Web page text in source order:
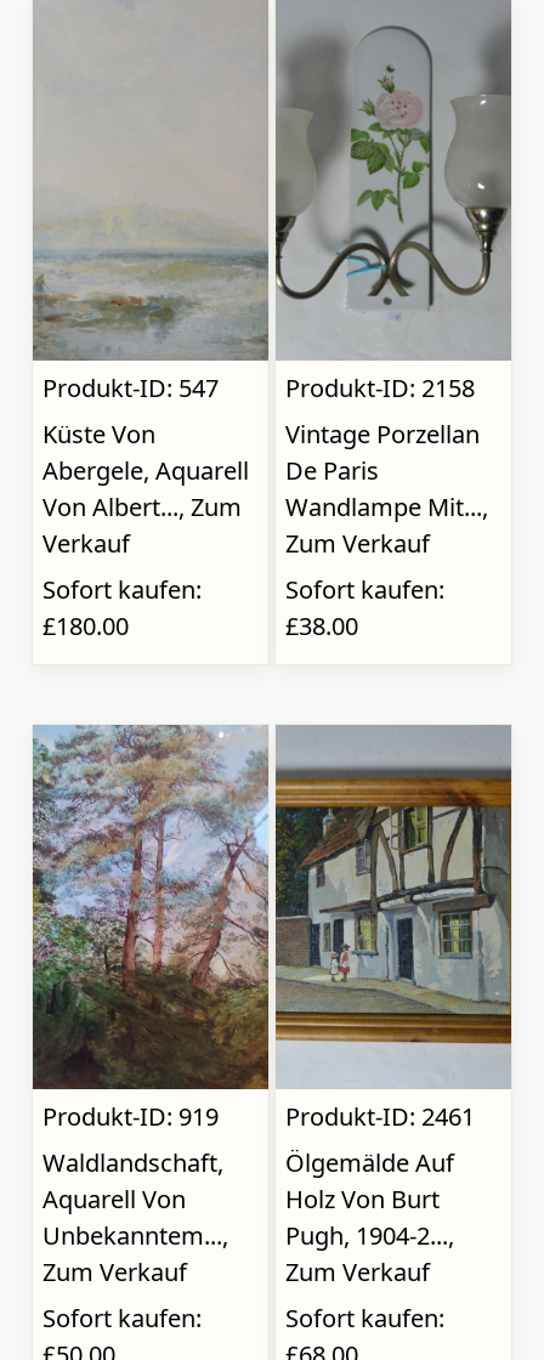
Produkt-ID: 547
Küste Von
Abergele, Aquarell
Von Albert..., Zum
Verkauf
Sofort kaufen:
£180.00
Produkt-ID: 2158
Vintage Porzellan
De Paris
Wandlampe Mit...,
Zum Verkauf
Sofort kaufen:
£38.00
Produkt-ID: 919
Waldlandschaft,
Aquarell Von
Unbekanntem...,
Zum Verkauf
Sofort kaufen:
Produkt-ID: 2461
Ölgemälde Auf
Holz Von Burt
Pugh, 1904-2...,
Zum Verkauf
Sofort kaufen: